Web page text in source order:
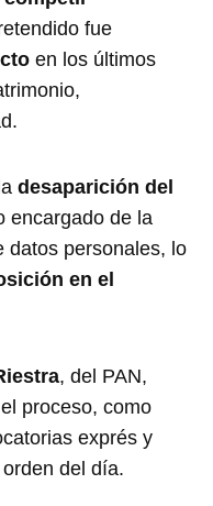
fue
en los últimos
desaparición del
encargado de la
datos personales, lo
en el
, del PAN,
proceso, como
exprés y
del día.